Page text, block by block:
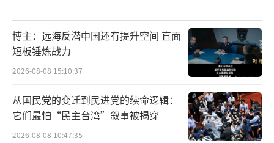
博主：远海反潜中国还有提升空间 直面
短板锤炼战力
2026-08-08 15:10:37
从国民党的变迁到民进党的续命逻辑：
它们最怕“民主台湾”叙事被揭穿
2026-08-08 10:47:35